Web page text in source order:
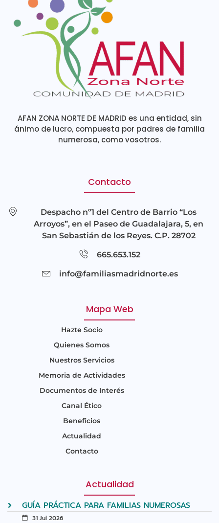
AFAN ZONA NORTE DE MADRID es una entidad, sin
ánimo de lucro, compuesta por padres de familia
numerosa, como vosotros.
Contacto
Despacho nº1 del Centro de Barrio “Los
Arroyos”, en el Paseo de Guadalajara, 5, en
San Sebastián de los Reyes. C.P. 28702
665.653.152
info@familiasmadridnorte.es
Mapa Web
Hazte Socio
Quienes Somos
Nuestros Servicios
Memoria de Actividades
Documentos de Interés
Canal Ético
Beneficios
Actualidad
Contacto
Actualidad
GUÍA PRÁCTICA PARA FAMILIAS NUMEROSAS
31 Jul 2026